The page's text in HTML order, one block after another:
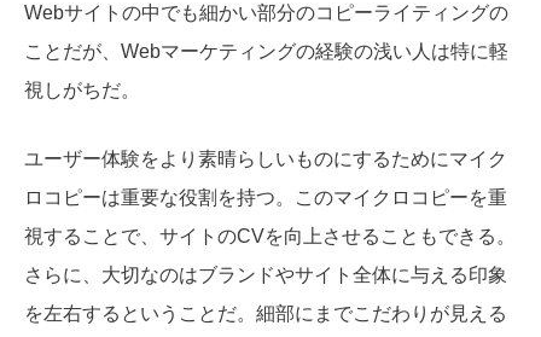
Webサイトの中でも細かい部分のコピーライティングの
ことだが、Webマーケティングの経験の浅い人は特に軽
視しがちだ。
ユーザー体験をより素晴らしいものにするためにマイク
ロコピーは重要な役割を持つ。このマイクロコピーを重
視することで、 サイトのCVを向上させることもできる。
さらに、大切なのはブランドやサイト全体に与える印象
を左右するということだ。細部にまでこだわりが見える